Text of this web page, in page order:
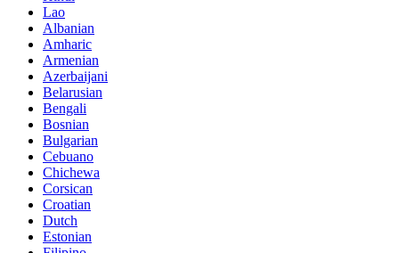
Lao
Albanian
Amharic
Armenian
Azerbaijani
Belarusian
Bengali
Bosnian
Bulgarian
Cebuano
Chichewa
Corsican
Croatian
Dutch
Estonian